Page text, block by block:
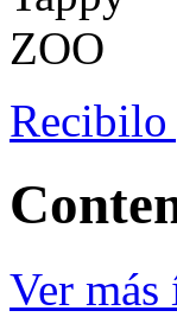
Recibilo
Ver más